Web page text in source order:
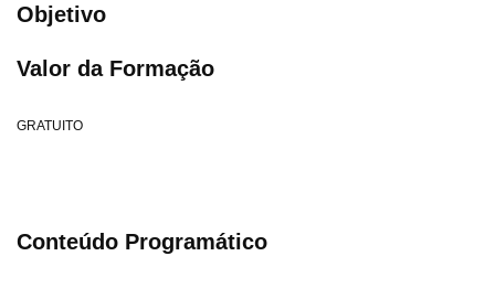
Objetivo
Valor da Formação
GRATUITO
Conteúdo Programático